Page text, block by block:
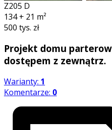
Z205 D
134 + 21 m²
500 tys. zł
Projekt domu
dostępem z zewnątrz.
Warianty: 1
Komentarze: 0